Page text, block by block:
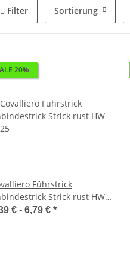
Filter Sortierung
20%
Führstrick
Strick rust HW
€ - 6,79 € *